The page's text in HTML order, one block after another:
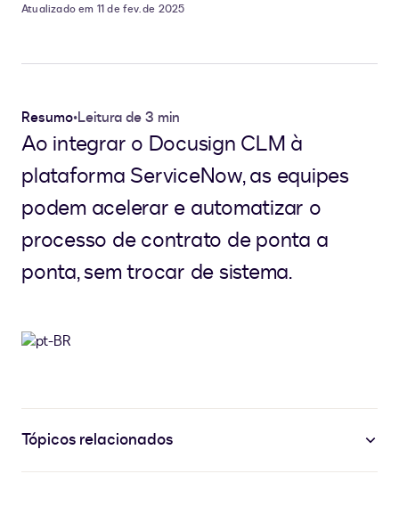
Atualizado em 11 de fev. de 2025
Resumo•Leitura de 3 min
Ao integrar o Docusign CLM à
plataforma ServiceNow, as equipes
podem acelerar e automatizar o
processo de contrato de ponta a
ponta, sem trocar de sistema.
Tópicos relacionados